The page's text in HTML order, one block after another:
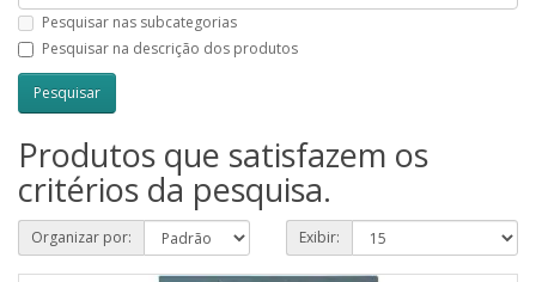
Pesquisar nas subcategorias
Pesquisar na descrição dos produtos
Produtos que satisfazem os
critérios da pesquisa.
Organizar por: Exibir: